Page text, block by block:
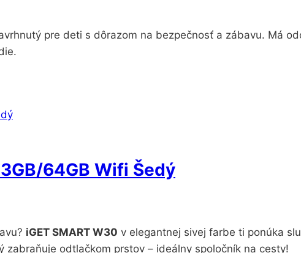
pre deti s dôrazom na bezpečnosť a zábavu. Má
64GB Wifi Šedý
iGET SMART W30 v elegantnej sivej farbe ti ponúka
zabraňuje odtlačkom prstov – ideálny spoločník na cesty!